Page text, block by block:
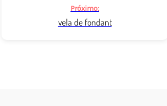
Próximo:
vela de fondant